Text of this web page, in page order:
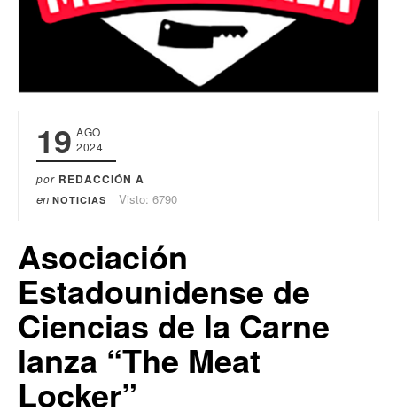
19 AGO
2024
por REDACCIÓN A
en NOTICIAS Visto: 6790
Asociación
Estadounidense de
Ciencias de la Carne
lanza “The Meat
Locker”